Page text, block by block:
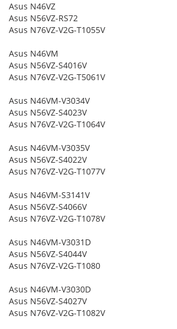
Asus N46VZ
Asus N56VZ-RS72
Asus N76VZ-V2G-T1055V
Asus N46VM
Asus N56VZ-S4016V
Asus N76VZ-V2G-T5061V
Asus N46VM-V3034V
Asus N56VZ-S4023V
Asus N76VZ-V2G-T1064V
Asus N46VM-V3035V
Asus N56VZ-S4022V
Asus N76VZ-V2G-T1077V
Asus N46VM-S3141V
Asus N56VZ-S4066V
Asus N76VZ-V2G-T1078V
Asus N46VM-V3031D
Asus N56VZ-S4044V
Asus N76VZ-V2G-T1080
Asus N46VM-V3030D
Asus N56VZ-S4027V
Asus N76VZ-V2G-T1082V